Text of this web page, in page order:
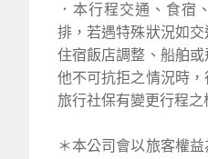
．本行程交通、食宿
排，若遇特殊狀況如交
住宿飯店調整、船舶
他不可抗拒之情況時，
旅行社保有變更行程之
＊本公司會以旅客權